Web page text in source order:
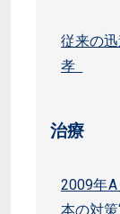
従来の
孝
治療
2009年
本の対策